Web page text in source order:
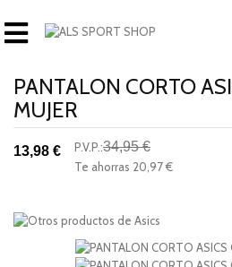
PANTALON CORTO
MUJER
13,98 € P.V.P.:34,95 €
Te ahorras 20,97 €